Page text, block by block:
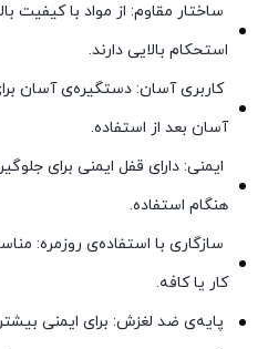
ساختار مقاوم: از مواد با کیفیت
استحکام بالایی دارند.
کاربری آسان: دستگیره‌ی آسان
آسان بعد از استفاده.
ایمنی: دارای قفل ایمنی برای
هنگام استفاده.
سازگاری با استفاده‌ی روزمره:
کار یا کافه.
پایه‌ی ضد لغزش: برای ایمنی